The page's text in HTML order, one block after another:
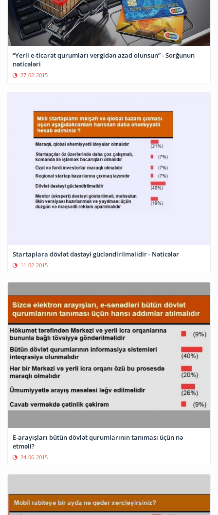
“Yerli e-ticarət qurumları vergidən azad olunsun” - Sorğunun
nəticələri
27-02-2015
Startaplara dövlət dəstəyi gücləndirilməlidir - Nəticələr
11-02-2015
E-arayışları bütün dövlət qurumlarının tanıması üçün nə
etməli?
24-06-2015